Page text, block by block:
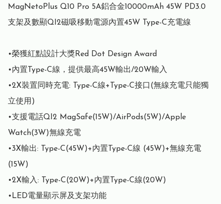
MagNetoPlus Q10 Pro 5A鋁合金10000mAh 45W PD3.0
支架及數顯QI2磁吸移動電源內置45W Type-C充電線
•榮獲紅點設計大獎Red Dot Design Award
•內置Type-C線，提供最高45W輸出/20W輸入
•2X裝置同時充電: Type-C線+Type-C接口(無線充電只能獨
立使用)
•支援電話QI2 MagSafe(15W)/AirPods(5W)/Apple
Watch(3W)無線充電
•3X輸出: Type-C(45W)+內置Type-C線 (45W)+無線充電
(15W)
•2X輸入: Type-C(20W)+內置Type-C線(20W)
•LED電量顯示屏及支架功能